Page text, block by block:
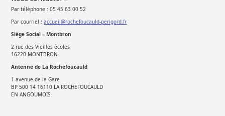
Par téléphone : 05 45 63 00 52
Par courriel :accueil@rochefoucauld-perigord.fr
Siège Social – Montbron
2 rue des Vieilles écoles
16220 MONTBRON
Antenne de La Rochefoucauld
1 avenue de la Gare
BP 500 14 16110 LA ROCHEFOUCAULD
EN ANGOUMOIS